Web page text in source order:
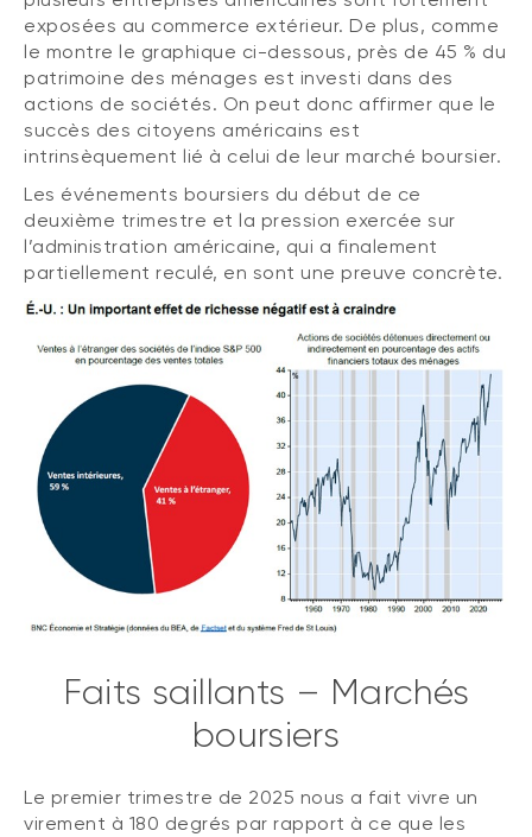
exposées au commerce extérieur. De plus, comme
le montre le graphique ci-dessous, près de 45 % du
patrimoine des ménages est investi dans des
actions de sociétés. On peut donc affirmer que le
succès des citoyens américains est
intrinsèquement lié à celui de leur marché boursier.
Les événements boursiers du début de ce
deuxième trimestre et la pression exercée sur
l’administration américaine, qui a finalement
partiellement reculé, en sont une preuve concrète.
Faits saillants – Marchés
boursiers
Le premier trimestre de 2025 nous a fait vivre un
virement à 180 degrés par rapport à ce que les